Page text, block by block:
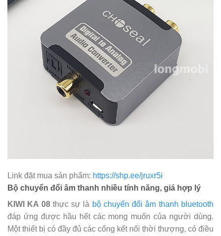
Link đặt mua sản phẩm: https://shp.ee/jruxr5i
Bộ chuyển đổi âm thanh nhiều tính năng, giá hợp lý
KIWI KA 08thực sự là bộ chuyển đổi âm thanh bluetooth
đáp ứng được hầu hết các mong muốn của người dùng.
Một thiết bị có đầy đủ các cổng kết nối thời thượng, có điều